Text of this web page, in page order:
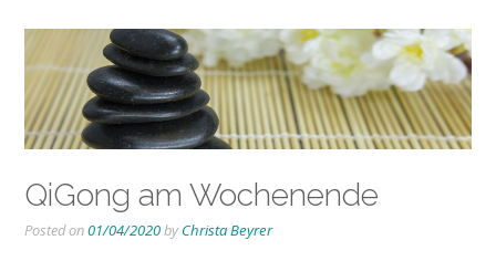
QiGong am Wochenende
Posted on01/04/2020by Christa Beyrer